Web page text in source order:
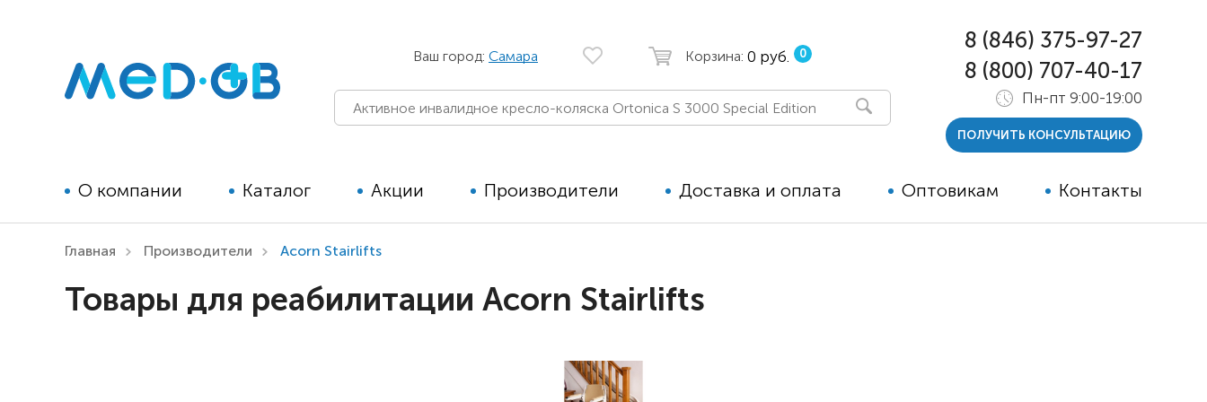
Ваш город: Самара Корзина: 0 руб. 0
О компании Каталог
реабилитации для детей
Коляски для детей с ДЦП
Детские вертикализаторы
Акции Производители Доставка и оплата Оптовикам Контакты
8 (846) 375-97-27
8 (800) 707-40-17
Пн-пт 9:00-19:00
ПОЛУЧИТЬ КОНСУЛЬТАЦИЮ
Главная Производители Acorn Stairlifts
Товары для реабилитации Acorn Stairlifts